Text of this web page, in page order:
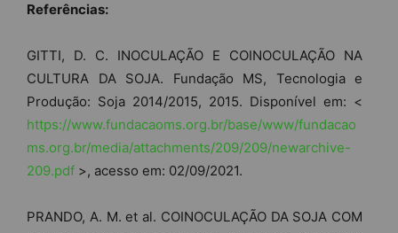
Referências:
GITTI, D. C. INOCULAÇÃO E COINOCULAÇÃO NA
CULTURA DA SOJA. Fundação MS, Tecnologia e
Produção: Soja 2014/2015, 2015. Disponível em: <
https://www.fundacaoms.org.br/base/www/fundacao
ms.org.br/media/attachments/209/209/newarchive-
209.pdf >, acesso em: 02/09/2021.
PRANDO, A. M. et al. COINOCULAÇÃO DA SOJA COM